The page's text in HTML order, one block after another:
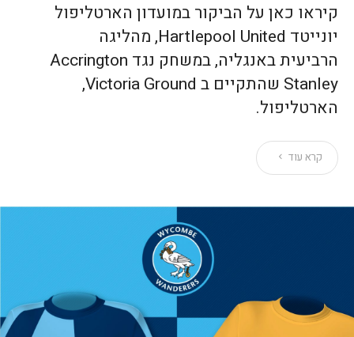
קיראו כאן על הביקור במועדון הארטליפול
יונייטד Hartlepool United, מהליגה
הרביעית באנגליה, במשחק נגד Accrington
Stanley שהתקיים ב Victoria Ground,
הארטליפול.
קרא עוד